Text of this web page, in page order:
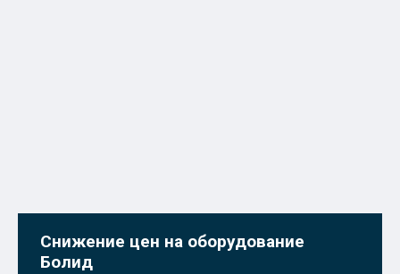
Снижение цен на оборудование
Болид